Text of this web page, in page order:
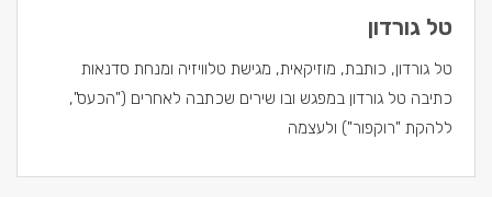
טל גורדון
טל גורדון, כותבת, מוזיקאית, מגישת טלוויזיה ומנחת סדנאות
כתיבה טל גורדון במפגש ובו שירים שכתבה לאחרים ("הכעס",
ללהקת "רוקפור") ולעצמה